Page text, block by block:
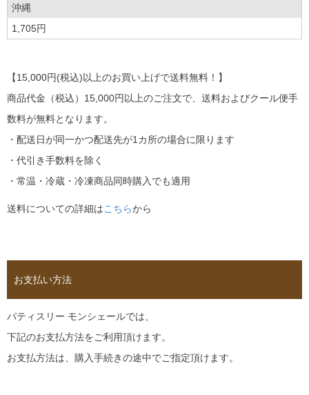
沖縄
1,705円
【15,000円(税込)以上のお買い上げで送料無料！】
商品代金（税込）15,000円以上のご注文で、送料およびクール便手
数料が無料となります。
・配送日が同一かつ配送先が1カ所の場合に限ります
・代引き手数料を除く
・常温・冷蔵・冷凍商品同時購入でも適用
送料についての詳細はこちらから
お支払い方法
パティスリー モンシェールでは、
下記のお支払方法をご利用頂けます。
お支払方法は、購入手続きの途中でご指定頂けます。